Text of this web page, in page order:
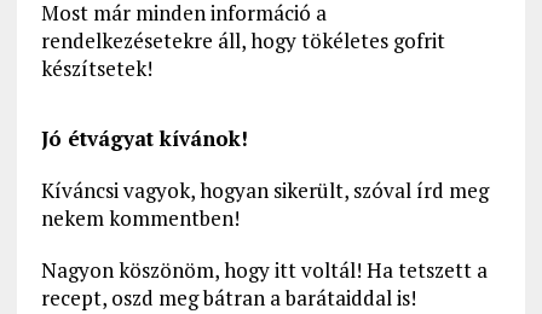
Most már minden információ a
rendelkezésetekre áll, hogy tökéletes gofrit
készítsetek!
Jó étvágyat kívánok!
Kíváncsi vagyok, hogyan sikerült, szóval írd meg
nekem kommentben!
Nagyon köszönöm, hogy itt voltál! Ha tetszett a
recept, oszd meg bátran a barátaiddal is!